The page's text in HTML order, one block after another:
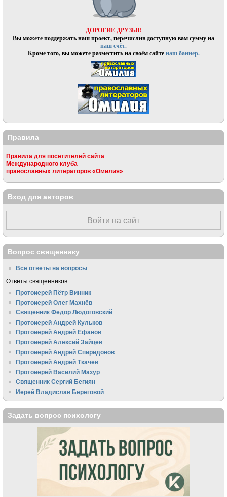
ДОРОГИЕ ДРУЗЬЯ!
Вы можете поддержать наш проект, перечислив доступную вам сумму на
наш счёт.
Кроме того, вы можете разместить на своём сайтенаш баннер.
Правила
Правила для посетителей сайта
Международного клуба
православных литераторов «Омилия»
Вход для авторов
Войти на сайт
Вопрос священнику
Все ответы на вопросы
Ответы священников:
Протоиерей Пётр Винник
Протоиерей Олег Махнёв
Священник Федор Людоговский
Протоиерей Андрей Кульков
Протоиерей Андрей Ефанов
Протоиерей Алексий Зайцев
Протоиерей Андрей Спиридонов
Протоиерей Андрей Ткачёв
Протоиерей Василий Мазур
Священник Сергий Бегиян
Иерей Владислав Береговой
Задать вопрос психологу